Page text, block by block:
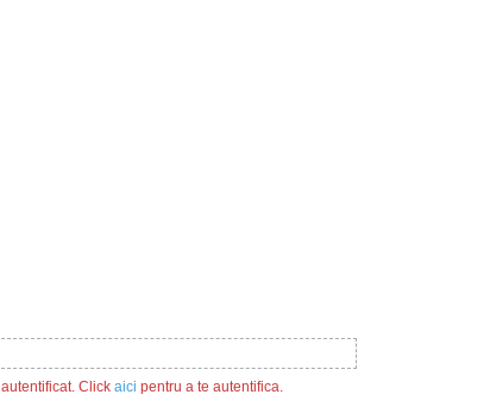
Click aici pentru a te autentifica.